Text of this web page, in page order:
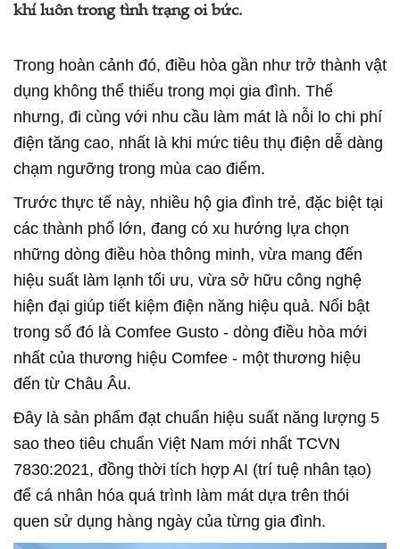
khí luôn trong tình trạng oi bức.
Trong hoàn cảnh đó, điều hòa gần như trở thành vật
dụng không thể thiếu trong mọi gia đình. Thế
nhưng, đi cùng với nhu cầu làm mát là nỗi lo chi phí
điện tăng cao, nhất là khi mức tiêu thụ điện dễ dàng
chạm ngưỡng trong mùa cao điểm.
Trước thực tế này, nhiều hộ gia đình trẻ, đặc biệt tại
các thành phố lớn, đang có xu hướng lựa chọn
những dòng điều hòa thông minh, vừa mang đến
hiệu suất làm lạnh tối ưu, vừa sở hữu công nghệ
hiện đại giúp tiết kiệm điện năng hiệu quả. Nổi bật
trong số đó là Comfee Gusto - dòng điều hòa mới
nhất của thương hiệu Comfee - một thương hiệu
đến từ Châu Âu.
Đây là sản phẩm đạt chuẩn hiệu suất năng lượng 5
sao theo tiêu chuẩn Việt Nam mới nhất TCVN
7830:2021, đồng thời tích hợp AI (trí tuệ nhân tạo)
để cá nhân hóa quá trình làm mát dựa trên thói
quen sử dụng hàng ngày của từng gia đình.